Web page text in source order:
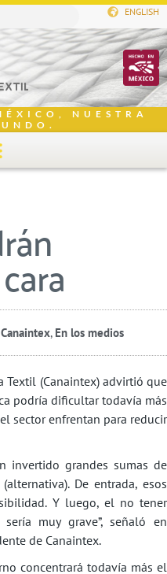
ENGLISH
NUESTRA
Canaintex, En los medios
Textil (Canaintex) advirtió que
podría dificultar todavía más
sector enfrentan para reducir
invertido grandes sumas de
De entrada, esos
Y luego, el no tener
muy grave”, señaló en
de Canaintex.
concentrará todavía más el